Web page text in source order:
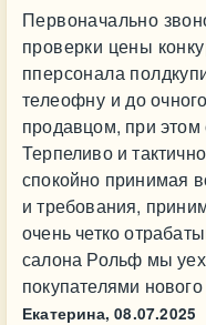
Первоначально
проверки цены
пперсонала
телеофну и до
продавцом, при этом
Терпеливо и
спокойно принимая
и требования,
очень четко
салона Рольф мы
покупателями
Екатерина, 08.07.2025